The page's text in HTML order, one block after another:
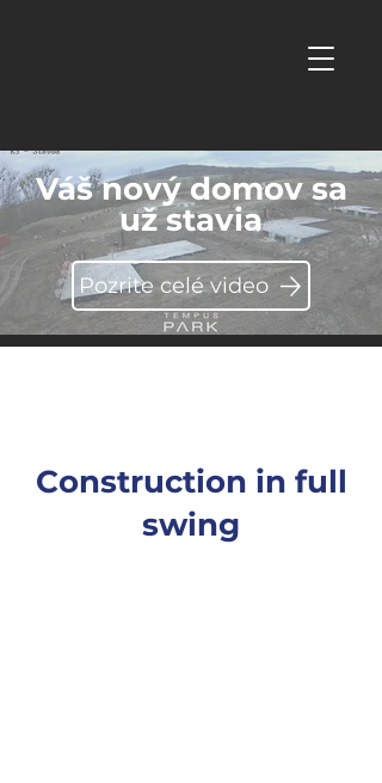
Váš nový domov sa
už stavia
Pozrite celé video
Construction in full
swing